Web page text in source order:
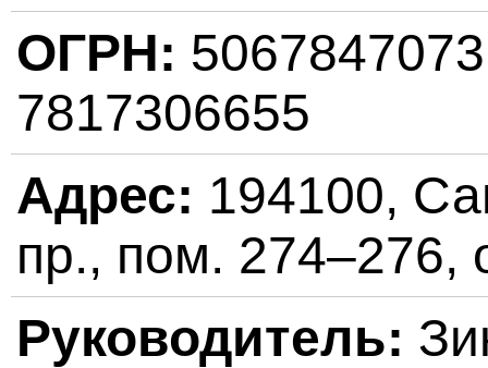
ОГРН:
7817306655
Адрес: 194100,
пр., пом. 274–276,
Руководитель: